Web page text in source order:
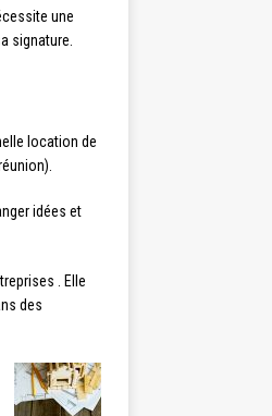
une
signature.
location de
idées et
. Elle
des